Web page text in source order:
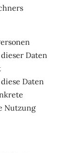
Daten
Daten
Nutzung